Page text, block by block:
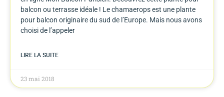
balcon ou terrasse idéale ! Le chamaerops est une plante
pour balcon originaire du sud de l’Europe. Mais nous avons
choisi de l’appeler
LIRE LA SUITE
23 mai 2018